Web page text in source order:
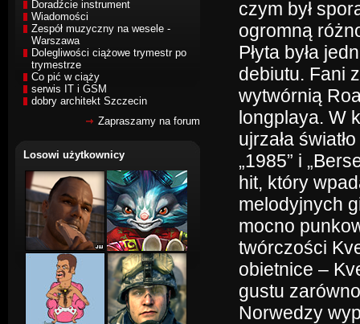
Doradźcie instrument
Wiadomości
Zespół muzyczny na wesele -
Warszawa
Dolegliwości ciążowe trymestr po
trymestrze
Co pić w ciąży
serwis IT i GSM
dobry architekt Szczecin
Zapraszamy na forum
Losowi użytkownicy
czym był
ogromną
Płyta była
debiutu. Fani
wytwórnią
longplaya. W
ujrzała
„1985” i
hit, który
melodyjnych
mocno
twórczości
obietnice –
gustu
Norwedzy